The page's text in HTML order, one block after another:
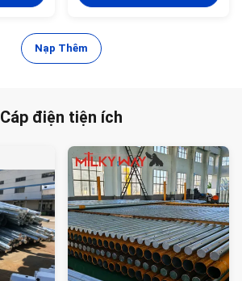
Nạp Thêm
Cáp điện tiện ích